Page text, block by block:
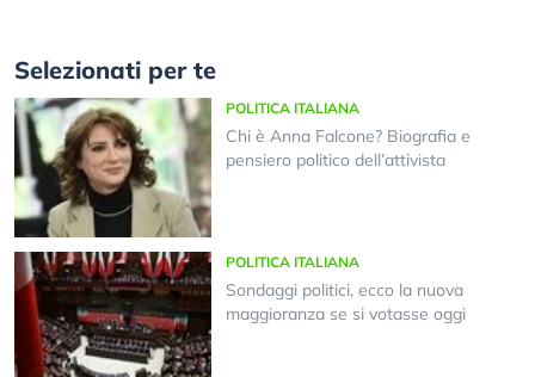
Selezionati per te
POLITICA ITALIANA
Chi è Anna Falcone? Biografia e
pensiero politico dell’attivista
POLITICA ITALIANA
Sondaggi politici, ecco la nuova
maggioranza se si votasse oggi